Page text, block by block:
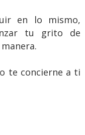
en lo mismo,
tu grito de
te concierne a ti